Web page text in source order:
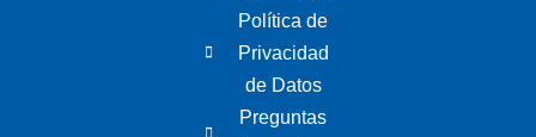
Política de
Privacidad
de Datos
Preguntas